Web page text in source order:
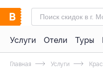
Услуги Отели Туры
Главная Услуги